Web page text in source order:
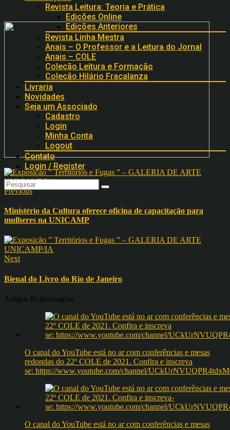
Revista Leitura: Teoria e Prática
Edições Online
Edições Anteriores
Revista Linha Mestra
Anais – O Professor e a Leitura do Jornal
Anais – COLE
Coleção Leitura e Formação
Coleção Hilário Fracalanza
Livraria
Novidades
Seja um Associado
Cadastro
Login
Minha Conta
Logout
Contato
Login / Register
Previous
Ministério da Cultura oferece oficina de capacitação para
mulheres na UNICAMP
Next
Bienal do Livro do Rio de Janeiro
Artigos Relacionados
O canal do YouTube está no ar com conferências e mesas
redondas do 22º COLE de 2021. Confira e inscreva
se: https://www.youtube.com/channel/
O canal do YouTube está no ar com conferências e mesas